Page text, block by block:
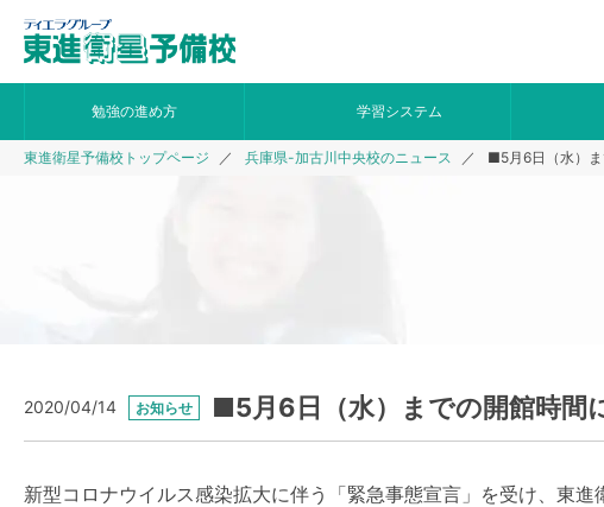
勉強の進め方 学習システム
東進衛星予備校トップページ 兵庫県-加古川中央校のニュース ■5月6日（水）
2020/04/14 お知らせ ■5月6日（水）までの開館時間
新型コロナウイルス感染拡大に伴う「緊急事態宣言」を受け、東